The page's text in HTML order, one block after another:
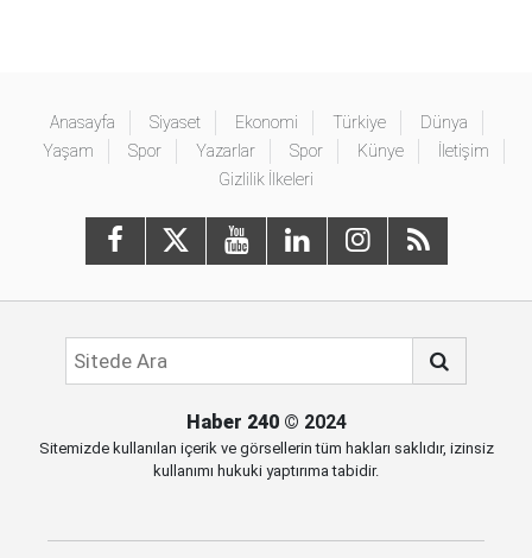
Anasayfa Siyaset Ekonomi Türkiye
Dünya
Yaşam
Spor Yazarlar Spor Künye
İletişim
Gizlilik İlkeleri
Haber 240© 2024
Sitemizde kullanılan içerik ve görsellerin tüm hakları saklıdır, izinsiz
kullanımı hukuki yaptırıma tabidir.